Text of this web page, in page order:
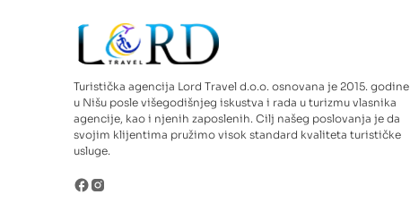
Turistička agencija Lord Travel d.o.o. osnovana je 2015. godine
u Nišu posle višegodišnjeg iskustva i rada u turizmu vlasnika
agencije, kao i njenih zaposlenih. Cilj našeg poslovanja je da
svojim klijentima pružimo visok standard kvaliteta turističke
usluge.